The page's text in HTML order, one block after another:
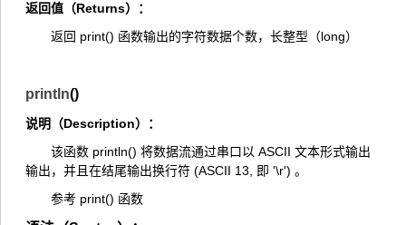
返回值（Returns）：
返回 print() 函数输出的字符数据个数，长整型（long）
println()
说明（Description）：
该函数 println() 将数据流通过串口以 ASCII 文本形式输出
输出，并且在结尾输出换行符 (ASCII 13, 即 '\r') 。
参考 print() 函数